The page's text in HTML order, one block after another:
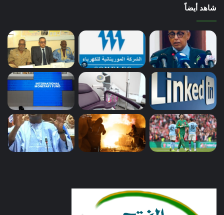
شاهد أيضاً